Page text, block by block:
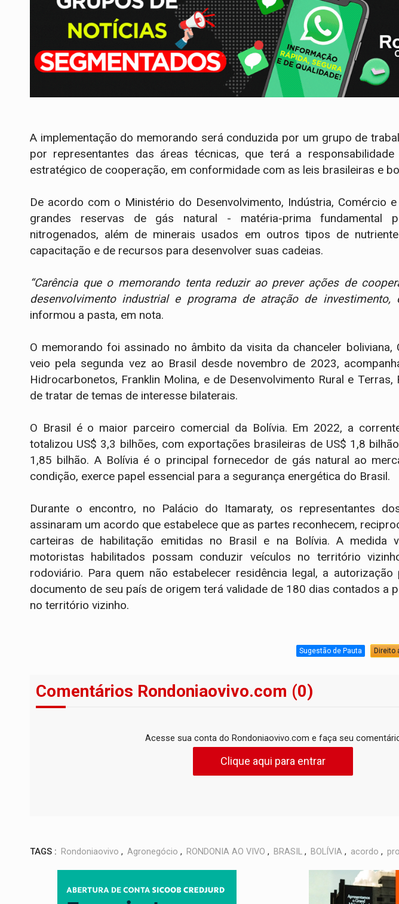
A implementação do memorando será conduzida por um grupo de
por representantes das áreas técnicas, que terá a
estratégico de cooperação, em conformidade com as leis brasileiras e
De acordo com o Ministério do Desenvolvimento, Indústria, Comércio
grandes reservas de gás natural - matéria-prima fundamental
nitrogenados, além de minerais usados em outros tipos de
capacitação e de recursos para desenvolver suas cadeias.
“Carência que o memorando tenta reduzir ao prever ações de
desenvolvimento industrial e programa de atração de investimento,
informou a pasta, em nota.
O memorando foi assinado no âmbito da visita da chanceler boliviana,
veio pela segunda vez ao Brasil desde novembro de 2023,
Hidrocarbonetos, Franklin Molina, e de Desenvolvimento Rural e Terras,
de tratar de temas de interesse bilaterais.
O Brasil é o maior parceiro comercial da Bolívia. Em 2022, a
totalizou US$ 3,3 bilhões, com exportações brasileiras de US$ 1,8
1,85 bilhão. A Bolívia é o principal fornecedor de gás natural ao
condição, exerce papel essencial para a segurança energética do Brasil.
Durante o encontro, no Palácio do Itamaraty, os representantes
assinaram um acordo que estabelece que as partes reconhecem,
carteiras de habilitação emitidas no Brasil e na Bolívia. A medida
motoristas habilitados possam conduzir veículos no território
rodoviário. Para quem não estabelecer residência legal, a
documento de seu país de origem terá validade de 180 dias contados a
no território vizinho.
Sugestão de Pauta Direito
Comentários Rondoniaovivo.com (0)
Acesse sua conta do Rondoniaovivo.com e faça seu
Clique aqui para entrar
TAGS : Rondoniaovivo , Agronegócio , RONDONIA AO VIVO , BRASIL , BOLÍVIA , acordo ,